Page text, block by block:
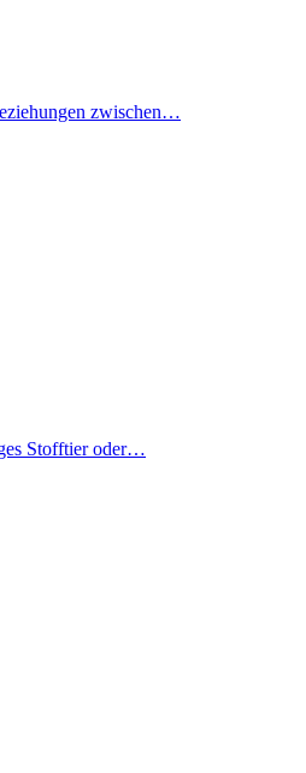
zwischen…
Stofftier oder…